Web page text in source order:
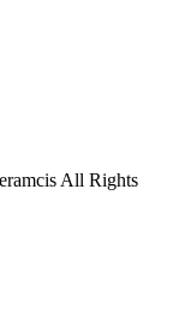
All Rights